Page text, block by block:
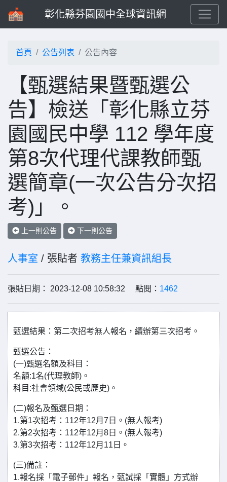
彰化縣芬園國中全球資訊網
首頁 公告列表 公告內容
【甄選結果暨甄選公
告】檢送「彰化縣立芬
園國民中學 112 學年度
第8次代理代課教師甄
選簡章(一次公告分次招
考)」。
上一則公告 下一則公告
人事室 / 張貼者 教務主任兼資訊組長
張貼日期： 2023-12-08 10:58:32 點閱： 1462
甄選結果：第二次招考無人報名，續辦第三次招考。
甄選公告：
(一)甄選名額及科目：
名額:1名(代理教師)。
科目:社會領域(公民或歷史)。
(二)報名及甄選日期：
1.第1次招考：112年12月7日。(無人報考)
2.第2次招考：112年12月8日。(無人報考)
3.第3次招考：112年12月11日。
(三)備註：
1.報名採「電子郵件」報名，甄試採「實體」方式辦